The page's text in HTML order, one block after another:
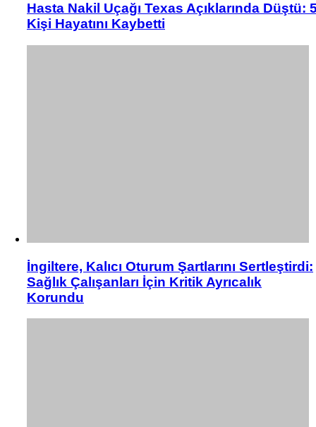
Hasta Nakil Uçağı Texas Açıklarında Düştü:
Kişi Hayatını Kaybetti
İngiltere, Kalıcı Oturum Şartlarını Sertleştirdi:
Sağlık Çalışanları İçin Kritik Ayrıcalık
Korundu